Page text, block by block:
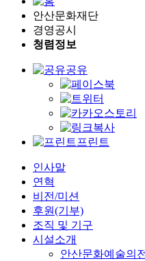
안산문화재단
경영공시
청렴정보
공유
프린트
인사말
연혁
비전/미션
후원(기부)
조직 및 기구
시설소개
안산문화예술의